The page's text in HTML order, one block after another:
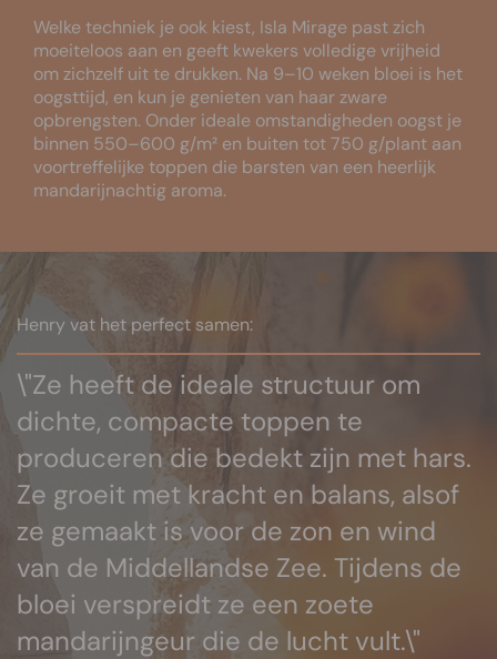
Welke techniek je ook kiest, Isla Mirage past zich
moeiteloos aan en geeft kwekers volledige vrijheid
om zichzelf uit te drukken. Na 9–10 weken bloei is het
oogsttijd, en kun je genieten van haar zware
opbrengsten. Onder ideale omstandigheden oogst je
binnen 550–600 g/m² en buiten tot 750 g/plant aan
voortreffelijke toppen die barsten van een heerlijk
mandarijnachtig aroma.
Henry vat het perfect samen:
\"Ze heeft de ideale structuur om
dichte, compacte toppen te
produceren die bedekt zijn met hars.
Ze groeit met kracht en balans, alsof
ze gemaakt is voor de zon en wind
van de Middellandse Zee. Tijdens de
bloei verspreidt ze een zoete
mandarijngeur die de lucht vult.\"